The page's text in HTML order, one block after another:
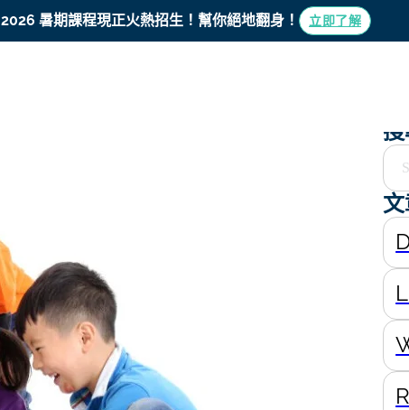
2026 暑期課程現正火熱招生！ 幫你絕地翻身！ 立即了解
學博專欄
文